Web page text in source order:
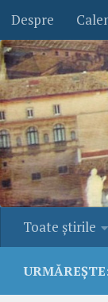
Skip to
Despre
Toate ştirile